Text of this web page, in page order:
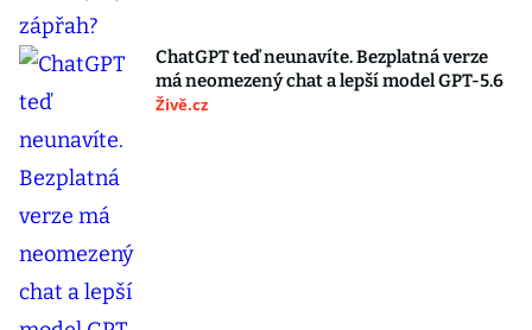
ChatGPT teď neunavíte. Bezplatná verze
má neomezený chat a lepší model GPT-5.6
Živě.cz